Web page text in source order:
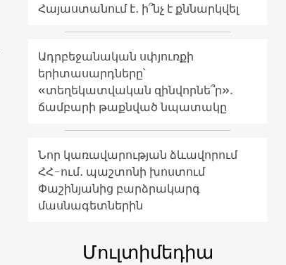
Հայաստանում է․ ի՞նչ է քննարկվել
Ադրբեջանական սփյուռքի
երիտասարդները՝
«տեղեկատվական զինվորնե՞ր»․
ճամբարի թաքնված նպատակը
Նոր կառավարության ձևավորում
ՀՀ-ում․ պաշտոնի խոստում
Փաշինյանից բարձրակարգ
մասնագետներին
Մուլտիմեդիա